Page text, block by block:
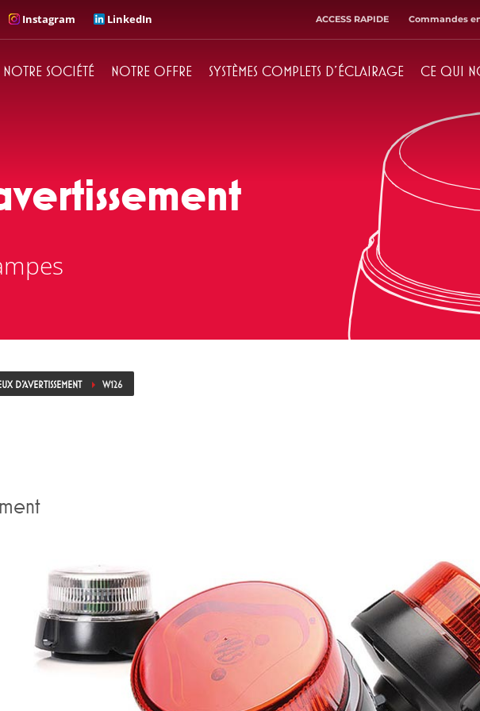
Siège / Secrétariat
Directeur d'administration
Comptabilité
ACCESS RAPIDE Commandes
Instagram LinkedIn
NOTRE SOCIÉTÉ NOTRE OFFRE SYSTÈMES COMPLETS D'ÉCLAIRAGE CE QUI
D'AVERTISSEMENT W126